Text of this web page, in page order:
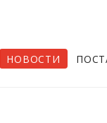
НОВОСТИ